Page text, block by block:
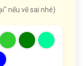
nếu vẽ sai nhé)